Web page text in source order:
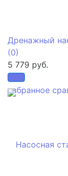
избранное
Дренажный
(0)
5 779 руб.